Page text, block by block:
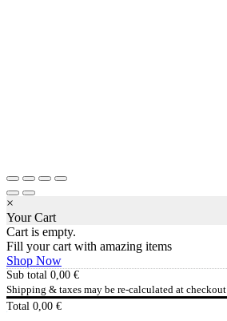
×
Your Cart
Cart is empty.
Fill your cart with amazing items
Shop Now
Sub total 0,00 €
Shipping & taxes may be re-calculated at checkout
Total 0,00 €